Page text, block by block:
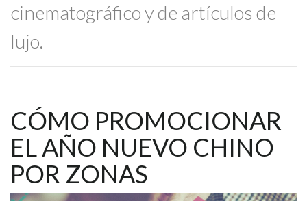
cinematográfico y de artículos de
lujo.
CÓMO PROMOCIONAR
EL AÑO NUEVO CHINO
POR ZONAS